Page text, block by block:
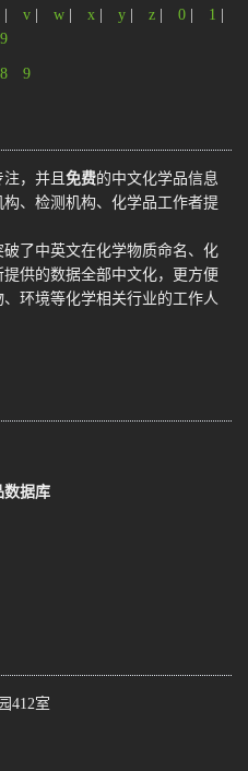
v w x y z 0 1
9
8 9
，并且 免费的中文化学品信息
、检测机构、化学品工作者提
了中英文在化学物质命名、化
供的数据全部中文化，更方便
环境等化学相关行业的工作人
数据库
412室